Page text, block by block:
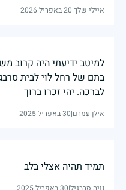
איילי שלך|20 באפריל 2026
למיטב ידיעתי היה קרוב
בתם של רחל לוי לבית
לברכה. יהי זכרו ברוך
אילן עמרם|30 באפריל 2025
תמיד תהיה אצלי בלב